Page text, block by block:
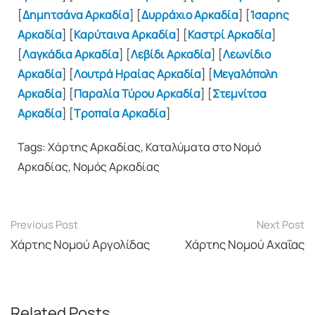
[Δημητσάνα Αρκαδία] [Δυρράχιο Αρκαδία] [Ίσαρης
Αρκαδία] [Καρύταινα Αρκαδία] [Καστρί Αρκαδία]
[Λαγκάδια Αρκαδία] [Λεβίδι Αρκαδία] [Λεωνίδιο
Αρκαδία] [Λουτρά Ηραίας Αρκαδία] [Μεγαλόπολη
Αρκαδία] [Παραλία Τύρου Αρκαδία] [Στεμνίτσα
Αρκαδία] [Τροπαία Αρκαδία]
Tags: Χάρτης Αρκαδίας, Καταλύματα στο Νομό
Αρκαδίας, Νομός Αρκαδίας
Post
navigation
Previous Post
Χάρτης Νομού Αργολίδας
Next Post
Χάρτης Νομού Αχαΐας